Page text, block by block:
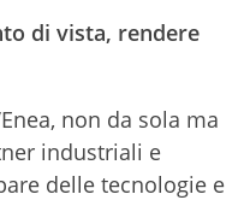
di vista, rendere
non da sola ma
industriali e
delle tecnologie e